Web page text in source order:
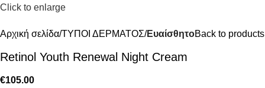
Click to enlarge
Αρχική σελίδα ΤΥΠΟΙ ΔΕΡΜΑΤΟΣ ΕυαίσθητοBack to products
Retinol Youth Renewal Night Cream
€105.00